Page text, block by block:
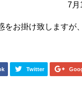
7月
をお掛け致しますが
Twitter